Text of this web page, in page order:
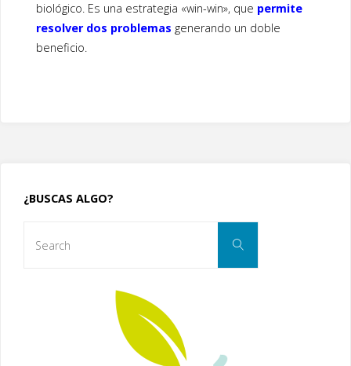
biológico. Es una estrategia «win-win», que permite
resolver dos problemas generando un doble
beneficio.
¿BUSCAS ALGO?
Search